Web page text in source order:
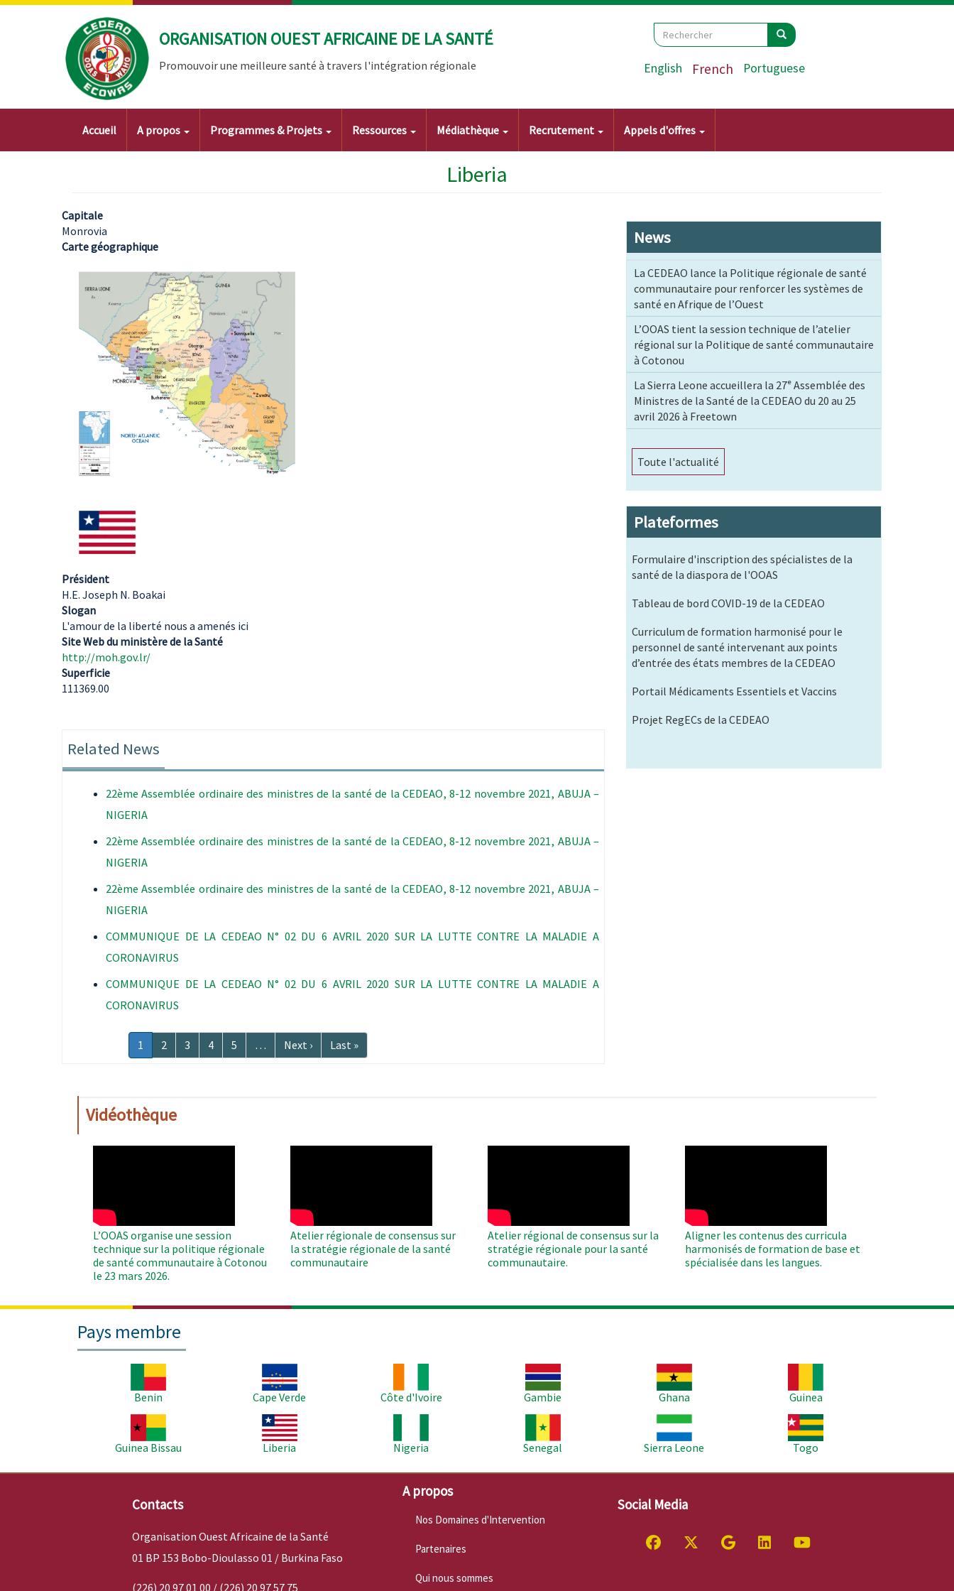
Aller
ORGANISATION OUEST AFRICAINE DE LA SANTÉ
Promouvoir une meilleure santé à travers l'intégration régionale
Search
Rechercher Rechercher
English French Portuguese
Main
navigation
Accueil A propos Programmes & Projets Ressources Médiathèque Recrutement Appels d'offres
Liberia
Capitale
Monrovia
Carte géographique
Image
Président
H.E. Joseph N. Boakai
Slogan
L'amour de la liberté nous a amenés ici
Site Web du ministère de la Santé
http://moh.gov.lr/
Superficie
111369.00
Related News
22ème Assemblée ordinaire des ministres de la santé de la CEDEAO, 8-12 novembre 2021, ABUJA –
NIGERIA
22ème Assemblée ordinaire des ministres de la santé de la CEDEAO, 8-12 novembre 2021, ABUJA –
NIGERIA
22ème Assemblée ordinaire des ministres de la santé de la CEDEAO, 8-12 novembre 2021, ABUJA –
NIGERIA
COMMUNIQUE DE LA CEDEAO N° 02 DU 6 AVRIL 2020 SUR LA LUTTE CONTRE LA MALADIE A
CORONAVIRUS
COMMUNIQUE DE LA CEDEAO N° 02 DU 6 AVRIL 2020 SUR LA LUTTE CONTRE LA MALADIE A
CORONAVIRUS
Page
courante
1 Page
2 Page
3 Page
4 Page
5 …
Page
suivante
Next ›
Dernière
page
Last »
News
La CEDEAO lance la Politique régionale de santé
communautaire pour renforcer les systèmes de
santé en Afrique de l’Ouest
L’OOAS tient la session technique de l’atelier
régional sur la Politique de santé communautaire
à Cotonou
La Sierra Leone accueillera la 27ᵉ Assemblée des
Ministres de la Santé de la CEDEAO du 20 au 25
avril 2026 à Freetown
Toute l'actualité
Plateformes
Formulaire d'inscription des spécialistes de la
santé de la diaspora de l'OOAS
Tableau de bord COVID-19 de la CEDEAO
Curriculum de formation harmonisé pour le
personnel de santé intervenant aux points
d’entrée des états membres de la CEDEAO
Portail Médicaments Essentiels et Vaccins
Projet RegECs de la CEDEAO
Vidéothèque
L’OOAS organise une session
technique sur la politique régionale
de santé communautaire à Cotonou
le 23 mars 2026.
Atelier régionale de consensus sur
la stratégie régionale de la santé
communautaire
Atelier régional de consensus sur la
stratégie régionale pour la santé
communautaire.
Aligner les contenus des curricula
harmonisés de formation de base et
spécialisée dans les langues.
Pays membre
Benin
Cape Verde
Côte d'Ivoire
Gambie
Ghana
Guinea
Guinea Bissau
Liberia
Nigeria
Senegal
Sierra Leone
Togo
Contacts
Organisation Ouest Africaine de la Santé
01 BP 153 Bobo-Dioulasso 01 / Burkina Faso
(226) 20 97 01 00 / (226) 20 97 57 75
A propos
Nos Domaines d'Intervention
Partenaires
Qui nous sommes
Social Media